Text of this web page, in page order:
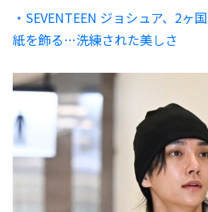
・SEVENTEEN ジョシュア、2ヶ
紙を飾る…洗練された美しさ